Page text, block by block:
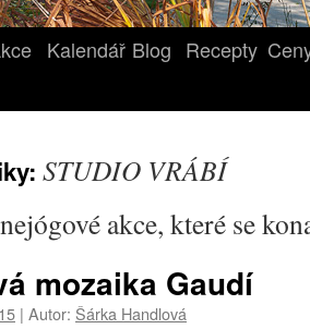
Kalendář Blog Recepty
STUDIO VRÁBÍ
akce, které se
mozaika Gaudí
| Autor: Šárka Handlová